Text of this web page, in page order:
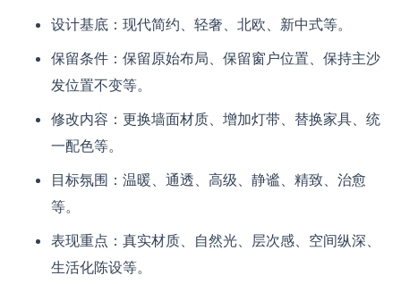
设计基底：现代简约、轻奢、北欧、新中式等。
保留条件：保留原始布局、保留窗户位置、保持主沙
发位置不变等。
修改内容：更换墙面材质、增加灯带、替换家具、统
一配色等。
目标氛围：温暖、通透、高级、静谧、精致、治愈
等。
表现重点：真实材质、自然光、层次感、空间纵深、
生活化陈设等。